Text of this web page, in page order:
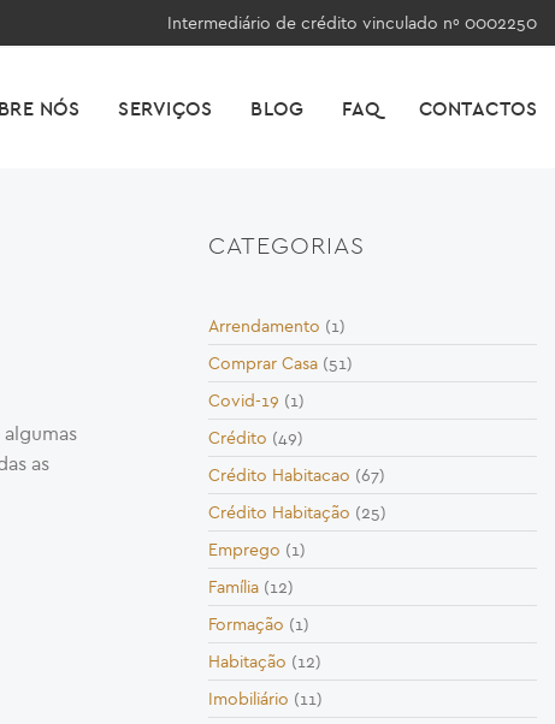
Intermediário de crédito vinculado nº 0002250
NÓS SERVIÇOS BLOG FAQ CONTACTOS
as
CATEGORIAS
Arrendamento (1)
Comprar Casa (51)
Covid-19 (1)
Crédito (49)
Crédito Habitacao (67)
Crédito Habitação (25)
Emprego (1)
Família (12)
Formação (1)
Habitação (12)
Imobiliário (11)